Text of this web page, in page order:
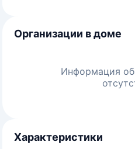
Организации в доме
Информация об
Характеристики